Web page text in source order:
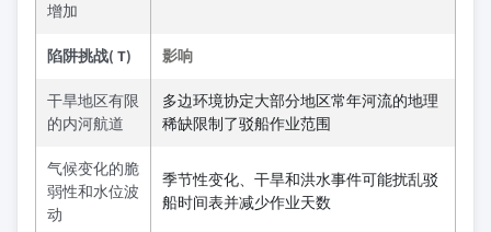
增加
陷阱挑战( T) 影响
干旱地区有限
的内河航道
多边环境协定大部分地区常年河流的地理
稀缺限制了驳船作业范围
气候变化的脆
弱性和水位波
动
季节性变化、干旱和洪水事件可能扰乱驳
船时间表并减少作业天数